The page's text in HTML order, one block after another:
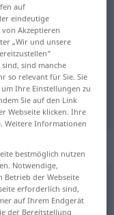
auf
eindeutige
Akzeptieren
„Wir und unsere
sind manche
so relevant für Sie. Sie
Ihre Einstellungen zu
Sie auf den Link
Webseite klicken. Ihre
Weitere Informationen
bestmöglich nutzen
Notwendige,
Betrieb der Webseite
erforderlich sind,
auf Ihrem Endgerät
der Bereitstellung